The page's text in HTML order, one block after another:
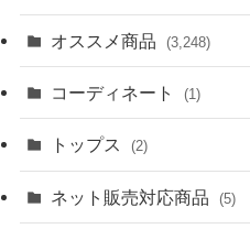
オススメ商品 (3,248)
コーディネート (1)
トップス (2)
ネット販売対応商品 (5)